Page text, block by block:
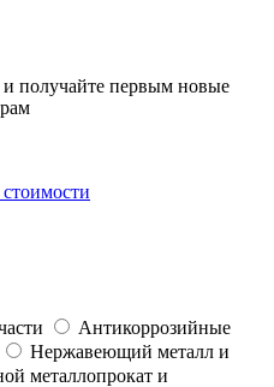
и получайте первым новые
Антикоррозийные
Нержавеющий металл и
металлопрокат и